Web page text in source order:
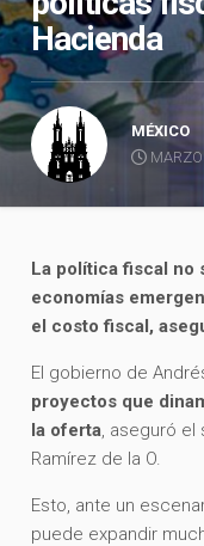
Hacienda
MÉXICO
La política fiscal no
economías
el costo fiscal,
El gobierno de
proyectos que
la oferta, aseguró el
Ramírez de la O.
Esto, ante un
puede expandir